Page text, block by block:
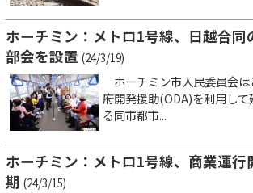
ホーチミン：メトロ1号線、日越合同
部会を設置 (24/3/19)
ホーチミン市人民委員会
府開発援助(ODA)を利用し
る同市都市...
ホーチミン：メトロ1号線、商業運行
期 (24/3/15)